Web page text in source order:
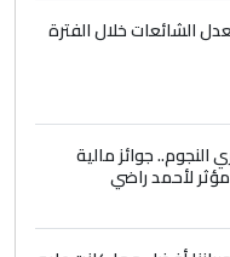
حسين سل
5
ماما يسقط
ومن اصول عريقة
الشائعات خلال الفترة
النجوم.. جوائز مالية
لأحمد راضي